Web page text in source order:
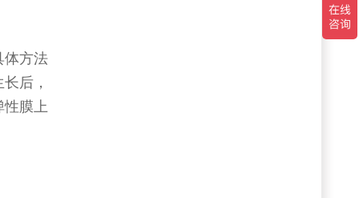
体方法
后，
性膜上